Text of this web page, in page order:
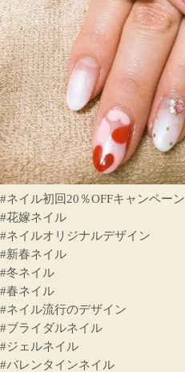
#ネイル初回20％OFFキャンペーン
#花嫁ネイル
#ネイルオリジナルデザイン
#新春ネイル
#冬ネイル
#春ネイル
#ネイル流行のデザイン
#ブライダルネイル
#ジェルネイル
#バレンタインネイル